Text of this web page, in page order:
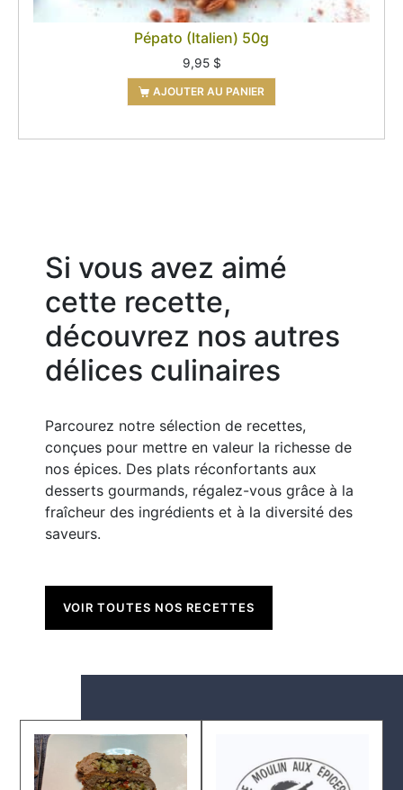
Pépato (Italien) 50g
9,95 $
AJOUTER AU PANIER
Si vous avez aimé
cette recette,
découvrez nos autres
délices culinaires
Parcourez notre sélection de recettes,
conçues pour mettre en valeur la richesse de
nos épices. Des plats réconfortants aux
desserts gourmands, régalez-vous grâce à la
fraîcheur des ingrédients et à la diversité des
saveurs.
VOIR TOUTES NOS RECETTES